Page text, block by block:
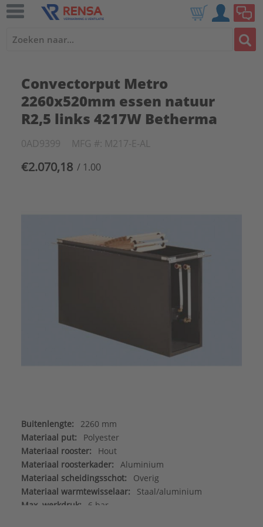
Convectorput Metro
2260x520mm essen natuur
R2,5 links 4217W Betherma
0AD9399 MFG #: M217-E-AL
€2.070,18 / 1.00
Buitenlengte:
2260 mm
Materiaal put:
Polyester
Materiaal rooster:
Hout
Materiaal roosterkader:
Aluminium
Materiaal scheidingsschot:
Overig
Materiaal warmtewisselaar:
Staal/aluminium
Max. werkdruk:
6 bar